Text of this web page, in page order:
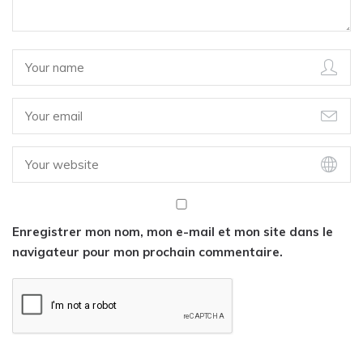
Enregistrer mon nom, mon e-mail et mon site dans le
navigateur pour mon prochain commentaire.